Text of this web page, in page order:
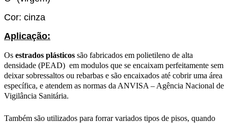
Cor: cinza
Aplicação:
Os estrados plásticos são fabricados em polietileno de alta
densidade (PEAD) em modulos que se encaixam perfeitamente sem
deixar sobressaltos ou rebarbas e são encaixados até cobrir uma área
específica, e atendem as normas da ANVISA – Agência Nacional de
Vigilância Sanitária.
Também são utilizados para forrar variados tipos de pisos, quando